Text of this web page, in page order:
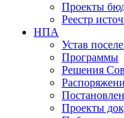
Проекты
Реестр
НПА
Устав
Программы
Решения
Проекты